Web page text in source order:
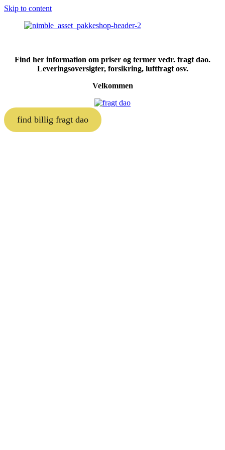
Skip to content
Find her information om priser og termer vedr. fragt dao.
Leveringsoversigter, forsikring, luftfragt osv.
Velkommen
find billig fragt dao